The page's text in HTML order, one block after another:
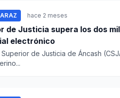
hace 2 meses
de Justicia supera los dos
electrónico
de Justicia de Áncash